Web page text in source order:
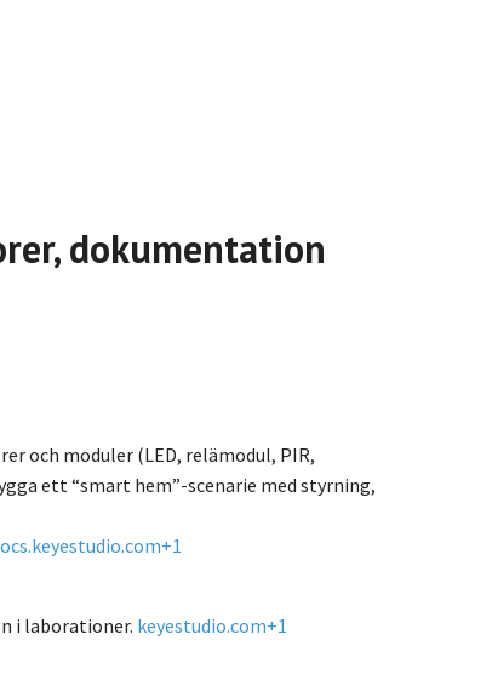
dokumentation
och moduler (LED, relämodul, PIR,
ett “smart hem”-scenarie med styrning,
+1
i laborationer. keyestudio.com+1